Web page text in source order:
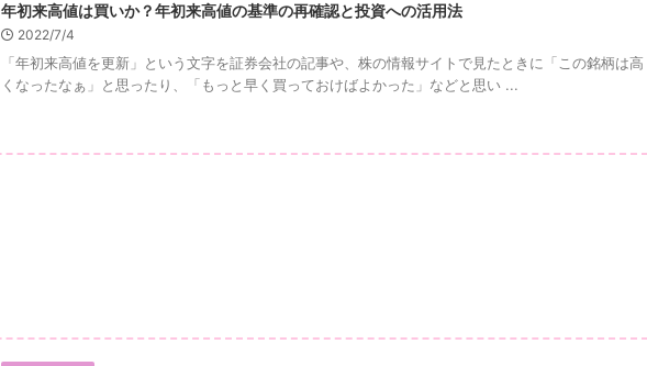
年初来高値は買いか？年初来高値の基準の再確認と投資への活用法
2022/7/4
「年初来高値を更新」という文字を証券会社の記事や、株の情報サイトで見たときに「この銘柄は高
くなったなぁ」と思ったり、「もっと早く買っておけばよかった」などと思い ...